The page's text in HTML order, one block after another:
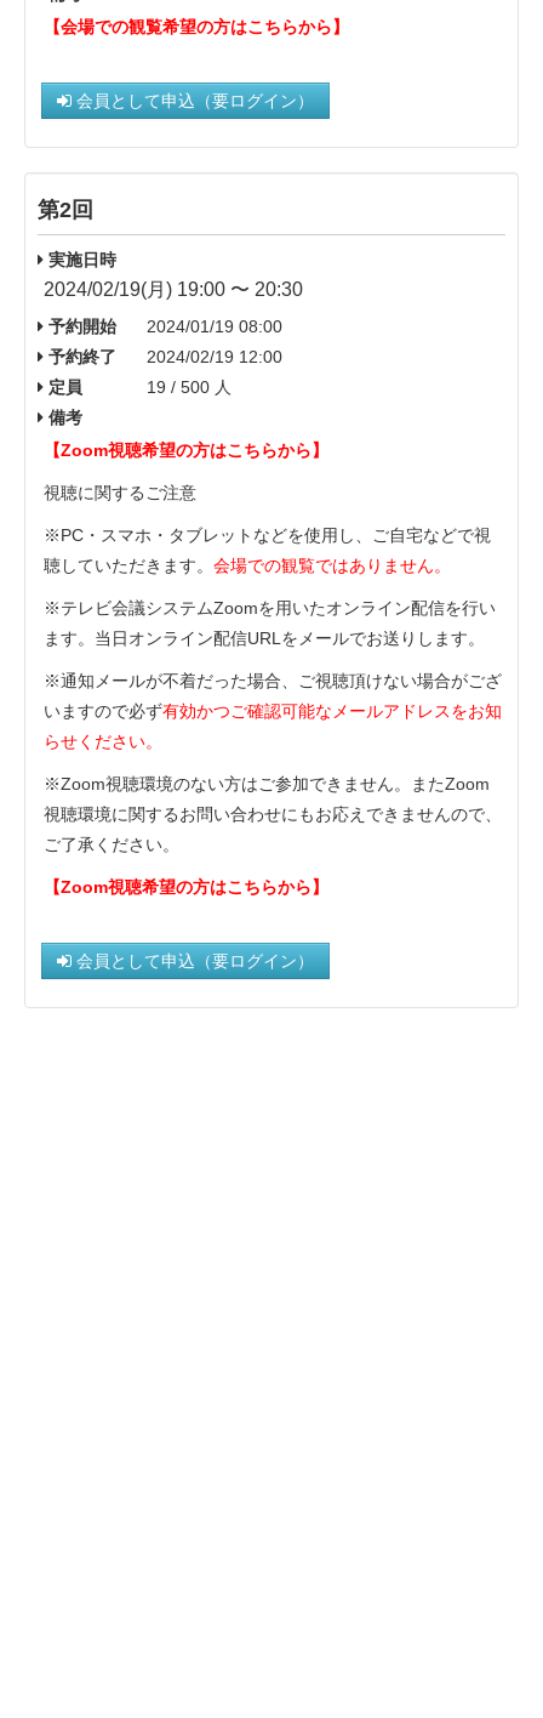
【会場での観覧希望の方はこちらから】
会員として申込（要ログイン）
第2回
実施日時
2024/02/19(月) 19:00 〜 20:30
予約開始
2024/01/19 08:00
予約終了
2024/02/19 12:00
定員
19 / 500 人
備考
【Zoom視聴希望の方はこちらから】
視聴に関するご注意
※PC・スマホ・タブレットなどを使用し、ご自宅などで視
聴していただきます。 会場での観覧ではありません。
※テレビ会議システムZoomを用いたオンライン配信を行い
ます。当日オンライン配信URLをメールでお送りします。
※通知メールが不着だった場合、ご視聴頂けない場合がござ
いますので必ず有効かつご確認可能なメールアドレスをお知
らせください。
※ Zoom視聴環境のない方はご参加できません。またZoom
視聴環境に関するお問い合わせにもお応えできませんので、
ご了承ください。
【Zoom視聴希望の方はこちらから】
会員として申込（要ログイン）